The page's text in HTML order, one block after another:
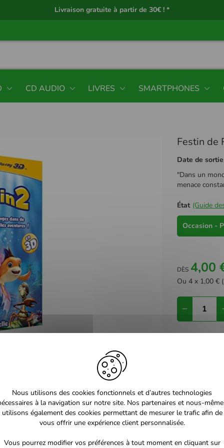
Livraison gratuite à partir de 30€ ! *
CD AUDIO LIVRES SMARTPHONES
Festin de
Date de sortie
"Dans un
menace
État (Guide
Occasion -
DÈS 4,00
Ou 4 x 1,00 €
Retrait en
question
Nous utilisons des cookies fonctionnels et d’autres technologies
à la navigation sur notre site. Nos partenaires et nous-
utilisons également des cookies permettant de mesurer le trafic afin de
vous offrir une expérience client personnalisée.
Vous pourrez modifier vos préférences à tout moment en cliquant sur